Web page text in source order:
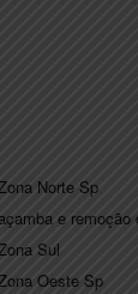
Norte Sp
e remoção
Sul
Oeste Sp